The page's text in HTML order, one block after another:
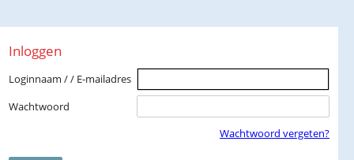
Inloggen
Loginnaam / / E-mailadres
Wachtwoord
Wachtwoord vergeten?